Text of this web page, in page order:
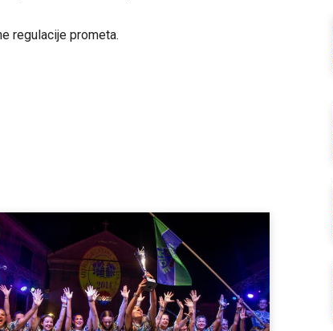
regulacije prometa.